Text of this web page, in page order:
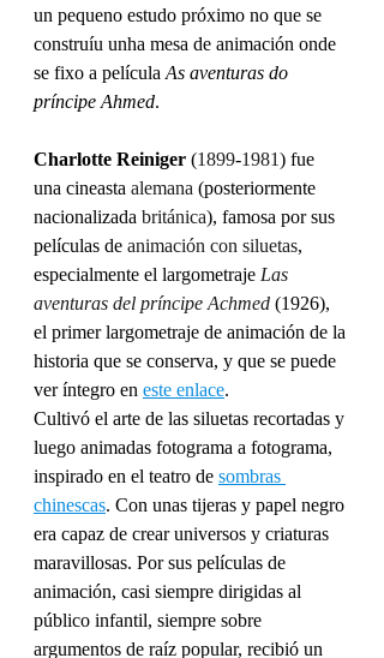
un pequeno estudo próximo no que se
construíu unha mesa de animación onde
se fixo a película As aventuras do
príncipe Ahmed.
Charlotte Reiniger (1899-1981) fue
una cineasta alemana (posteriormente
nacionalizada británica), famosa por sus
películas de animación con siluetas,
especialmente el largometraje Las
aventuras del príncipe Achmed (1926),
el primer largometraje de animación de la
historia que se conserva, y que se puede
ver íntegro en este enlace.
Cultivó el arte de las siluetas recortadas y
luego animadas fotograma a fotograma,
inspirado en el teatro de sombras
chinescas. Con unas tijeras y papel negro
era capaz de crear universos y criaturas
maravillosas. Por sus películas de
animación, casi siempre dirigidas al
público infantil, siempre sobre
argumentos de raíz popular, recibió un